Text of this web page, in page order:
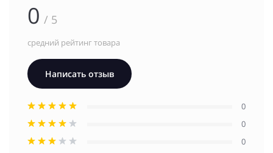
0 / 5
средний рейтинг товара
Написать отзыв
0
0
0